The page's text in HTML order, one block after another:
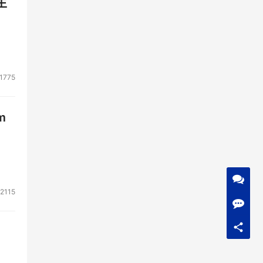
1775
2115